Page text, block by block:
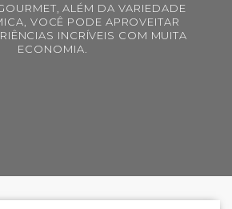
ALÉM DA VARIEDADE
VOCÊ PODE APROVEITAR
INCRÍVEIS COM MUITA
ECONOMIA.